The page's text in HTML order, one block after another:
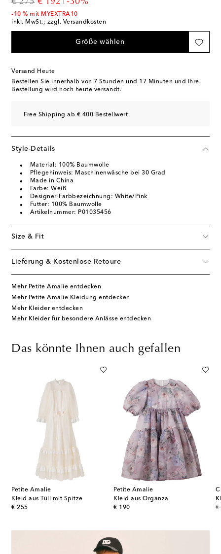
€ 275 € 192 -30%
-10 % mit MYEXTRA10
inkl. MwSt.; zzgl. Versandkosten
Größe wählen
Versand Heute
Bestellen Sie innerhalb von 7 Stunden und 17 Minuten und Ihre
Bestellung wird noch heute versandt.
Free Shipping ab € 400 Bestellwert
Style-Details
Material: 100% Baumwolle
Pflegehinweis: Maschinenwäsche bei 30 Grad
Made in China
Farbe: Weiß
Designer-Farbbezeichnung: White/Pink
Futter: 100% Baumwolle
Artikelnummer: P01035456
Size & Fit
Lieferung & Kostenlose Retoure
Mehr Petite Amalie entdecken
Mehr Petite Amalie Kleidung entdecken
Mehr Kleider entdecken
Mehr Kleider für besondere Anlässe entdecken
Das könnte Ihnen auch gefallen
Petite Amalie
Kleid aus Tüll mit Spitze
€ 255
original price
Petite Amalie
Kleid aus Organza
€ 190
original price
€